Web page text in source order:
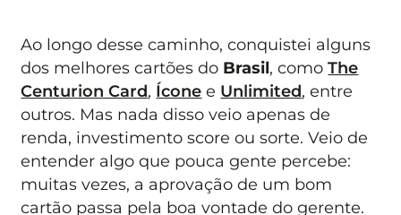
Ao longo desse caminho, conquistei alguns
dos melhores cartões do Brasil, comoThe
Centurion Card, Ícone e Unlimited, entre
outros. Mas nada disso veio apenas de
renda, investimento score ou sorte. Veio de
entender algo que pouca gente percebe:
muitas vezes, a aprovação de um bom
cartão passa pela boa vontade do gerente.